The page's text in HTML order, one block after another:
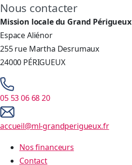
Nous contacter
Mission locale du Grand Périgueux
Espace Aliénor
255 rue Martha Desrumaux
24000 PÉRIGUEUX
05 53 06 68 20
accueil@ml-grandperigueux.fr
Nos financeurs
Contact